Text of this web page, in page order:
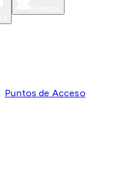
Puntos de Acceso